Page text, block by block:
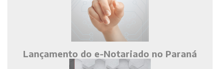
Lançamento do e-Notariado no Paraná